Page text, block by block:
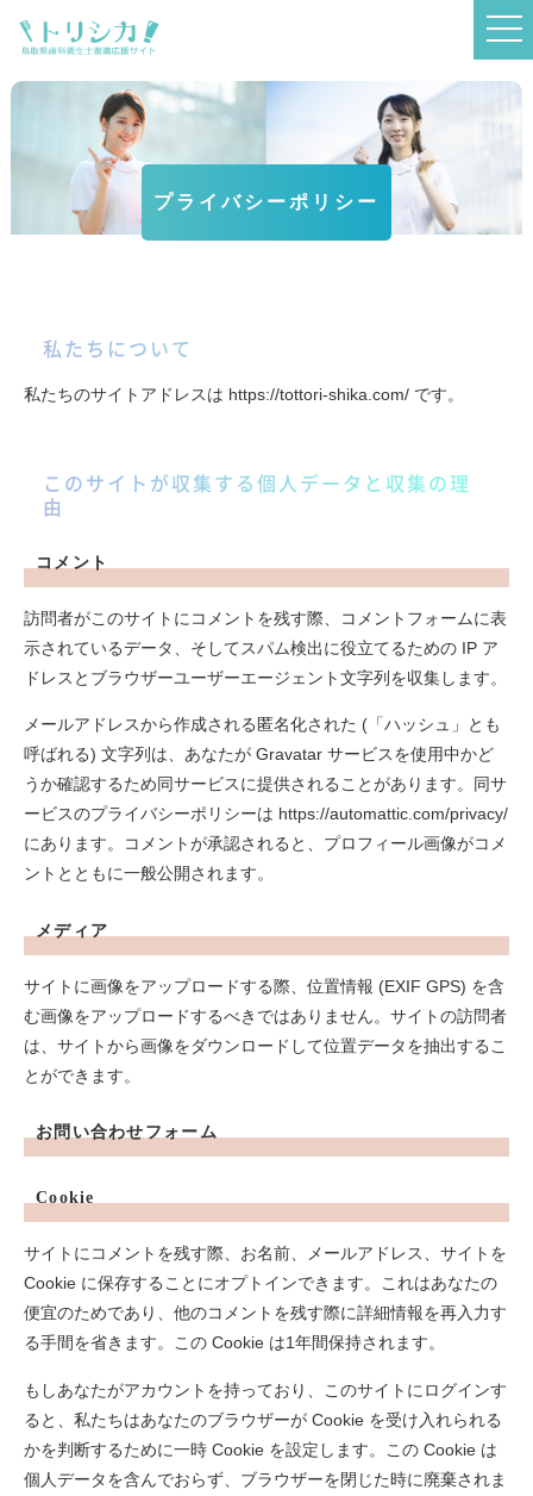
プライバシーポリシー
私たちについて
私たちのサイトアドレスは https://tottori-shika.com/ です。
このサイトが収集する個人データと収集の理
由
コメント
訪問者がこのサイトにコメントを残す際、コメントフォームに表
示されているデータ、そしてスパム検出に役立てるための IP ア
ドレスとブラウザーユーザーエージェント文字列を収集します。
メールアドレスから作成される匿名化された (「ハッシュ」とも
呼ばれる) 文字列は、あなたが Gravatar サービスを使用中かど
うか確認するため同サービスに提供されることがあります。同サ
ービスのプライバシーポリシーは https://automattic.com/privacy/
にあります。コメントが承認されると、プロフィール画像がコメ
ントとともに一般公開されます。
メディア
サイトに画像をアップロードする際、位置情報 (EXIF GPS) を含
む画像をアップロードするべきではありません。サイトの訪問者
は、サイトから画像をダウンロードして位置データを抽出するこ
とができます。
お問い合わせフォーム
Cookie
サイトにコメントを残す際、お名前、メールアドレス、サイトを
Cookie に保存することにオプトインできます。これはあなたの
便宜のためであり、他のコメントを残す際に詳細情報を再入力す
る手間を省きます。この Cookie は1年間保持されます。
もしあなたがアカウントを持っており、このサイトにログインす
ると、私たちはあなたのブラウザーが Cookie を受け入れられる
かを判断するために一時 Cookie を設定します。この Cookie は
個人データを含んでおらず、ブラウザーを閉じた時に廃棄されま